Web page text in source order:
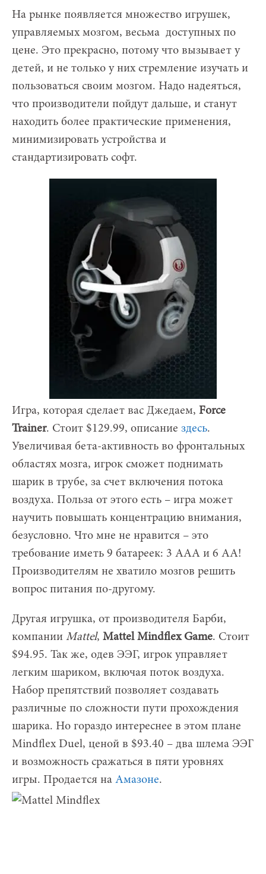
На рынке появляется множество игрушек,
управляемых мозгом, весьма доступных по
цене. Это прекрасно, потому что вызывает у
детей, и не только у них стремление изучать и
пользоваться своим мозгом. Надо надеяться,
что производители пойдут дальше, и станут
находить более практические применения,
минимизировать устройства и
стандартизировать софт.
Игра, которая сделает вас Джедаем, Force
Trainer. Стоит $129.99, описание здесь.
Увеличивая бета-активность во фронтальных
областях мозга, игрок сможет поднимать
шарик в трубе, за счет включения потока
воздуха. Польза от этого есть – игра может
научить повышать концентрацию внимания,
безусловно. Что мне не нравится – это
требование иметь 9 батареек: 3 ААА и 6 АА!
Производителям не хватило мозгов решить
вопрос питания по-другому.
Другая игрушка, от производителя Барби,
компании Mattel, Mattel Mindflex Game. Стоит
$94.95. Так же, одев ЭЭГ, игрок управляет
легким шариком, включая поток воздуха.
Набор препятствий позволяет создавать
различные по сложности пути прохождения
шарика. Но гораздо интереснее в этом плане
Mindflex Duel, ценой в $93.40 – два шлема ЭЭГ
и возможность сражаться в пяти уровнях
игры. Продается на Амазоне.